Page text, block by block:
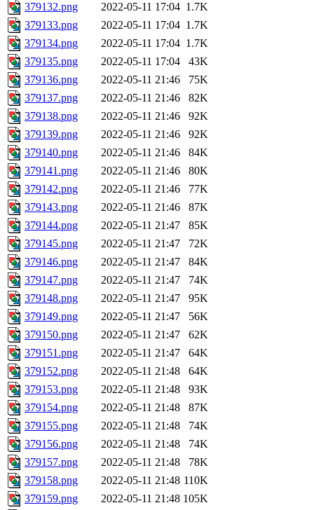
379132.png
2022-05-11 17:04 1.7K
379133.png
2022-05-11 17:04 1.7K
379134.png
2022-05-11 17:04 1.7K
379135.png
2022-05-11 17:04
43K
379136.png
2022-05-11 21:46
75K
379137.png
2022-05-11 21:46
82K
379138.png
2022-05-11 21:46
92K
379139.png
2022-05-11 21:46
92K
379140.png
2022-05-11 21:46
84K
379141.png
2022-05-11 21:46
80K
379142.png
2022-05-11 21:46
77K
379143.png
2022-05-11 21:46
87K
379144.png
2022-05-11 21:47
85K
379145.png
2022-05-11 21:47
72K
379146.png
2022-05-11 21:47
84K
379147.png
2022-05-11 21:47
74K
379148.png
2022-05-11 21:47
95K
379149.png
2022-05-11 21:47
56K
379150.png
2022-05-11 21:47
62K
379151.png
2022-05-11 21:47
64K
379152.png
2022-05-11 21:48
64K
379153.png
2022-05-11 21:48
93K
379154.png
2022-05-11 21:48
87K
379155.png
2022-05-11 21:48
74K
379156.png
2022-05-11 21:48
74K
379157.png
2022-05-11 21:48
78K
379158.png
2022-05-11 21:48 110K
379159.png
2022-05-11 21:48 105K